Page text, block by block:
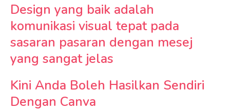
Design yang baik adalah
komunikasi visual tepat pada
sasaran pasaran dengan mesej
yang sangat jelas
Kini Anda Boleh Hasilkan Sendiri
Dengan Canva